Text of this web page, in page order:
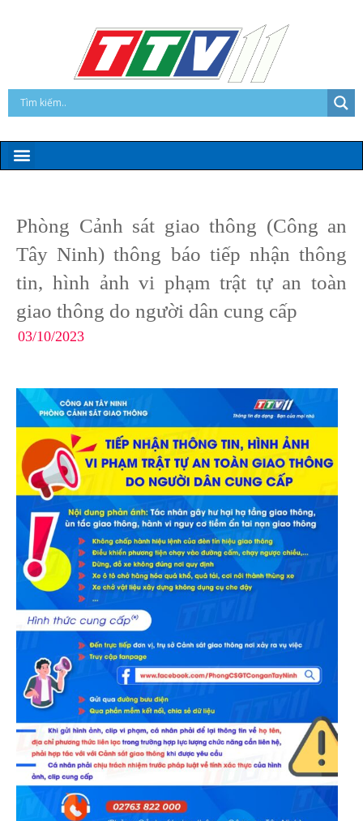
Phòng Cảnh sát giao thông (Công an
Tây Ninh) thông báo tiếp nhận thông
tin, hình ảnh vi phạm trật tự an toàn
giao thông do người dân cung cấp
03/10/2023